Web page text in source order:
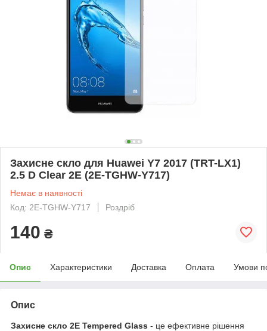
Захисне скло для Huawei Y7 2017 (TRT-LX1)
2.5 D Clear 2E (2E-TGHW-Y717)
Немає в наявності
Код: 2E-TGHW-Y717
Роздріб
140 ₴
Опис Характеристики Доставка Оплата Умови
Опис
Захисне скло 2E Tempered Glass - це ефективне рішення